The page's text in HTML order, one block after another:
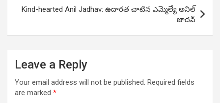
Kind-hearted Anil Jadhav: ఉదారత చాటిన ఎమ్మెల్యే అనిల్‌
జాదవ్‌
Leave a Reply
Your email address will not be published. Required fields
are marked *